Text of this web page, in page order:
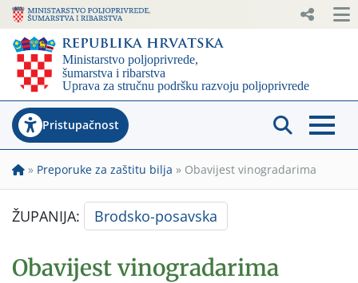
Pristupačnost
» Preporuke za zaštitu bilja » Obavijest vinogradarima
ŽUPANIJA: Brodsko-posavska
Obavijest vinogradarima